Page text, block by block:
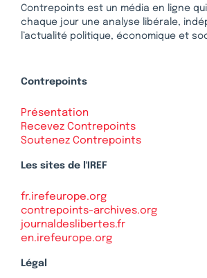
Contrepoints est un média en ligne
chaque jour une analyse libérale,
l’actualité politique, économique et
Contrepoints
Présentation
Recevez Contrepoints
Soutenez Contrepoints
Les sites de l'IREF
fr.irefeurope.org
contrepoints-archives.org
journaldeslibertes.fr
en.irefeurope.org
Légal